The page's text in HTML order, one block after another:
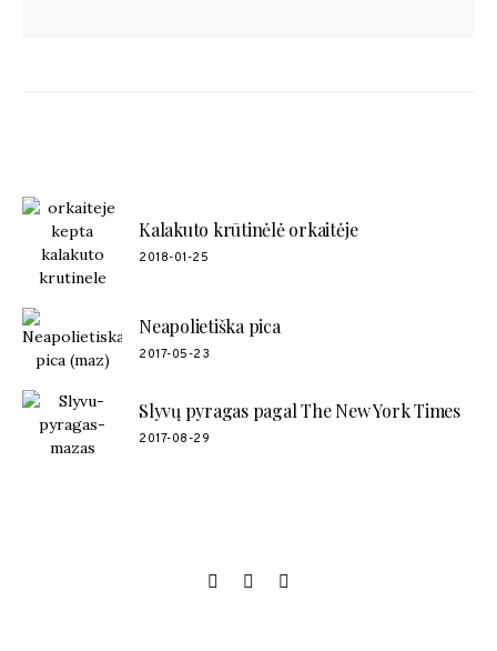
Kalakuto krūtinėlė orkaitėje
2018-01-25
Neapolietiška pica
2017-05-23
Slyvų pyragas pagal The New York Times
2017-08-29